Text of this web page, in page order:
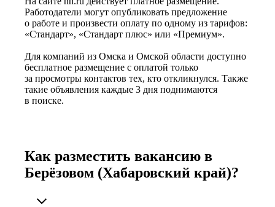
Работодатели могут опубликовать предложение
о работе и произвести оплату по одному из тарифов:
«Стандарт», «Стандарт плюс» или «Премиум».
Для компаний из Омска и Омской области доступно
бесплатное размещение с оплатой только
за просмотры контактов тех, кто откликнулся. Также
такие объявления каждые 3 дня поднимаются
в поиске.
Как разместить вакансию в
Берёзовом (Хабаровский край)?